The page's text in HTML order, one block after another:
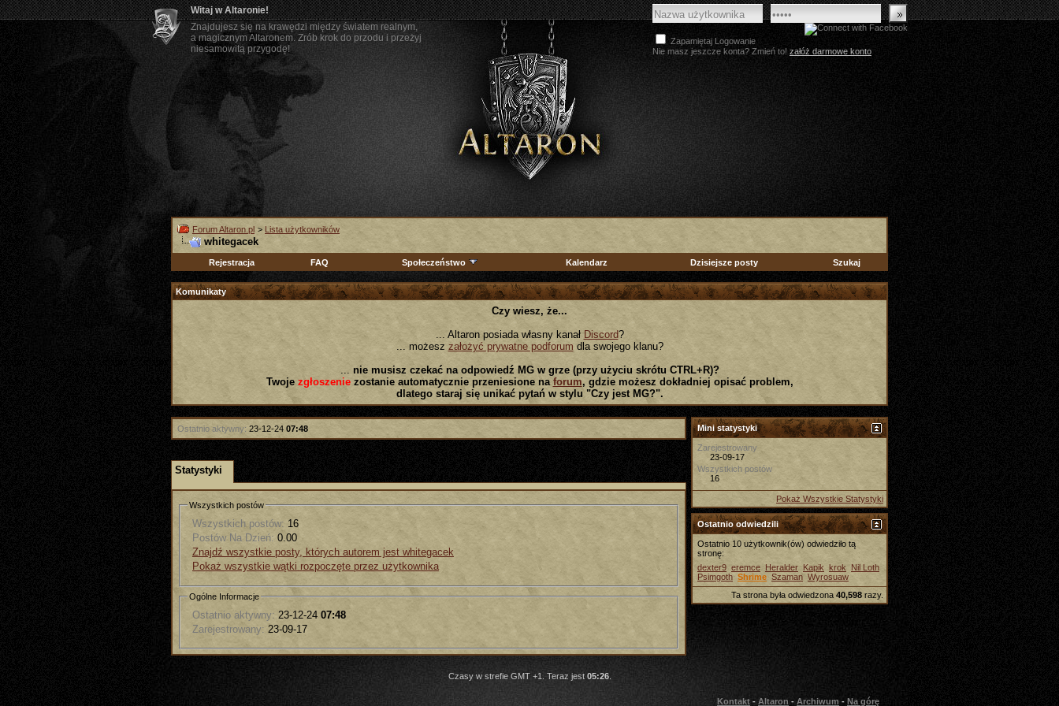
Witaj w Altaronie!
Znajdujesz się na krawędzi między światem realnym,
a magicznym Altaronem. Zrób krok do przodu i przeżyj
niesamowitą przygodę!
Zapamiętaj Logowanie
Nie masz jeszcze konta? Zmień to! załóż darmowe konto
Forum Altaron.pl > Lista użytkowników
whitegacek
Rejestracja FAQ Społeczeństwo Kalendarz Dzisiejsze posty Szukaj
Komunikaty
Czy wiesz, że...
... Altaron posiada własny kanał Discord?
... możesz założyć prywatne podforum dla swojego klanu?
... nie musisz czekać na odpowiedź MG w grze (przy użyciu skrótu CTRL+R)?
Twoje zgłoszeniezostanie automatycznie przeniesione na forum, gdzie możesz dokładniej opisać problem,
dlatego staraj się unikać pytań w stylu "Czy jest MG?".
Ostatnio aktywny: 23-12-24 07:48
Statystyki
Wszystkich postów
Wszystkich postów: 16
Postów Na Dzień: 0.00
Znajdź wszystkie posty, których autorem jest whitegacek
Pokaż wszystkie wątki rozpoczęte przez użytkownika
Ogólne Informacje
Ostatnio aktywny: 23-12-24 07:48
Zarejestrowany: 23-09-17
Mini statystyki
Zarejestrowany
23-09-17
Wszystkich postów
16
Pokaż Wszystkie Statystyki
Ostatnio odwiedzili
Ostatnio 10 użytkownik(ów) odwiedziło tą
stronę:
dexter9 eremce Heralder Kapik krok
Nil Loth
Psimgoth Shrime Szaman Wyrosuaw
Ta strona była odwiedzona 40,598 razy.
Czasy w strefie GMT +1. Teraz jest05:26.
Kontakt - Altaron - Archiwum - Na górę